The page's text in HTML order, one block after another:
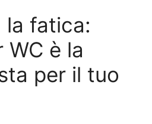
la fatica:
WC è la
per il tuo